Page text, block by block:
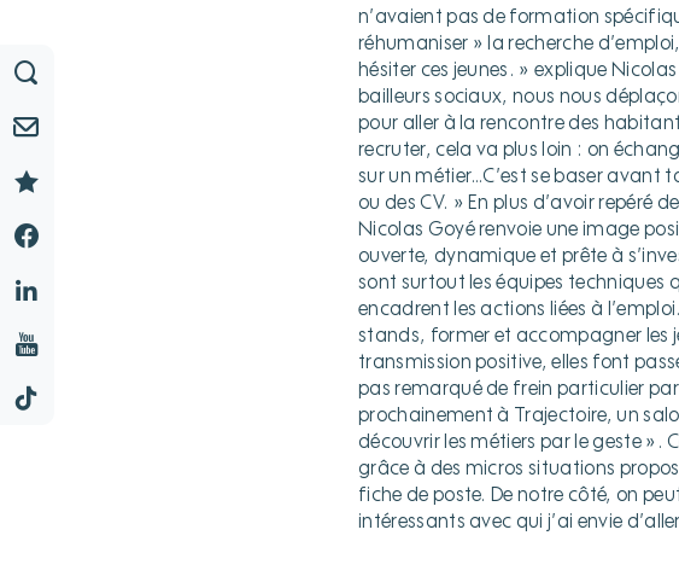
n’avaient pas de formation
réhumaniser » la recherche
hésiter ces jeunes. » explique
bailleurs sociaux, nous nous
pour aller à la rencontre des
recruter, cela va plus loin : on
sur un métier…C’est se baser avant
ou des CV. » En plus d’avoir repéré
Nicolas Goyé renvoie une image
ouverte, dynamique et prête à
sont surtout les équipes techniques
encadrent les actions liées à
stands, former et accompagner les
transmission positive, elles font
pas remarqué de frein particulier
prochainement à Trajectoire, un
découvrir les métiers par le geste ».
grâce à des micros situations
fiche de poste. De notre côté, on
intéressants avec qui j’ai envie